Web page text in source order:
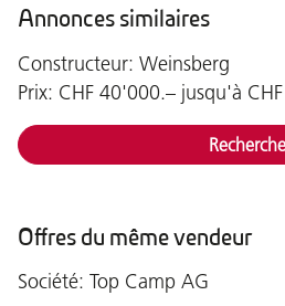
Annonces similaires
Constructeur: Weinsberg
Prix: CHF 40'000.– jusqu'à
Recherche
Offres du même vendeur
Société: Top Camp AG